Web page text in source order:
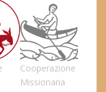
Cooperazione
Missionaria